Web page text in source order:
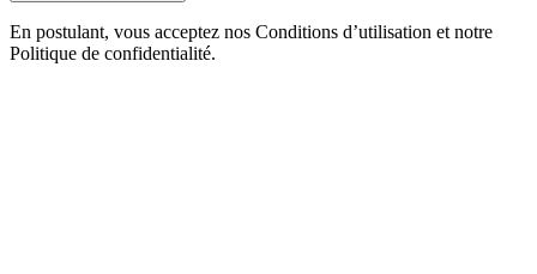
En postulant, vous acceptez nos Conditions d’utilisation et notre
Politique de confidentialité.